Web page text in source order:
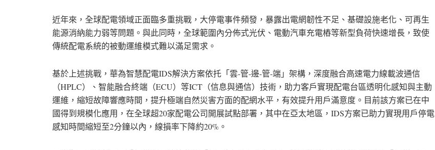
近年來，全球配電領域正面臨多重挑戰，大停電事件頻發，暴露出電網韌性不足、基礎設施老化、可再生
能源消納能力弱等問題。與此同時，全球範圍內分佈式光伏、電動汽車充電樁等新型負荷快速增長，致使
傳統配電系統的被動運維模式難以滿足需求。
基於上述挑戰，華為智慧配電IDS解決方案依托「雲-管-邊-管-端」架構，深度融合高速電力線載波通信
（HPLC）、智能融合終端（ECU）等ICT（信息與通信）技術，助力客戶實現配電台區透明化感知與主動
運維，縮短故障響應時間，提升極端自然災害方面的配網水平，有效提升用戶滿意度。目前該方案已在中
國得到規模化應用，在全球超20家配電公司開展試點部署，其中在亞太地區，IDS方案已助力實現用戶停電
感知時間縮短至2分鐘以內，線損率下降約20%。